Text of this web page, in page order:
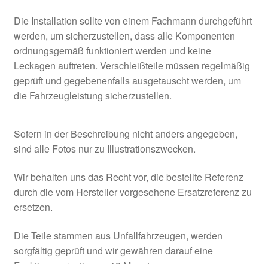
Die Installation sollte von einem Fachmann durchgeführt
werden, um sicherzustellen, dass alle Komponenten
ordnungsgemäß funktioniert werden und keine
Leckagen auftreten. Verschleißteile müssen regelmäßig
geprüft und gegebenenfalls ausgetauscht werden, um
die Fahrzeugleistung sicherzustellen.
Sofern in der Beschreibung nicht anders angegeben,
sind alle Fotos nur zu Illustrationszwecken.
Wir behalten uns das Recht vor, die bestellte Referenz
durch die vom Hersteller vorgesehene Ersatzreferenz zu
ersetzen.
Die Teile stammen aus Unfallfahrzeugen, werden
sorgfältig geprüft und wir gewähren darauf eine